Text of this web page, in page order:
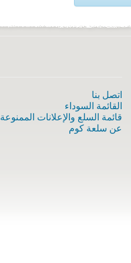
اتصل بنا
القائمة السوداء
قائمة السلع والإعلانات الممنوعة
عن سلعة كوم